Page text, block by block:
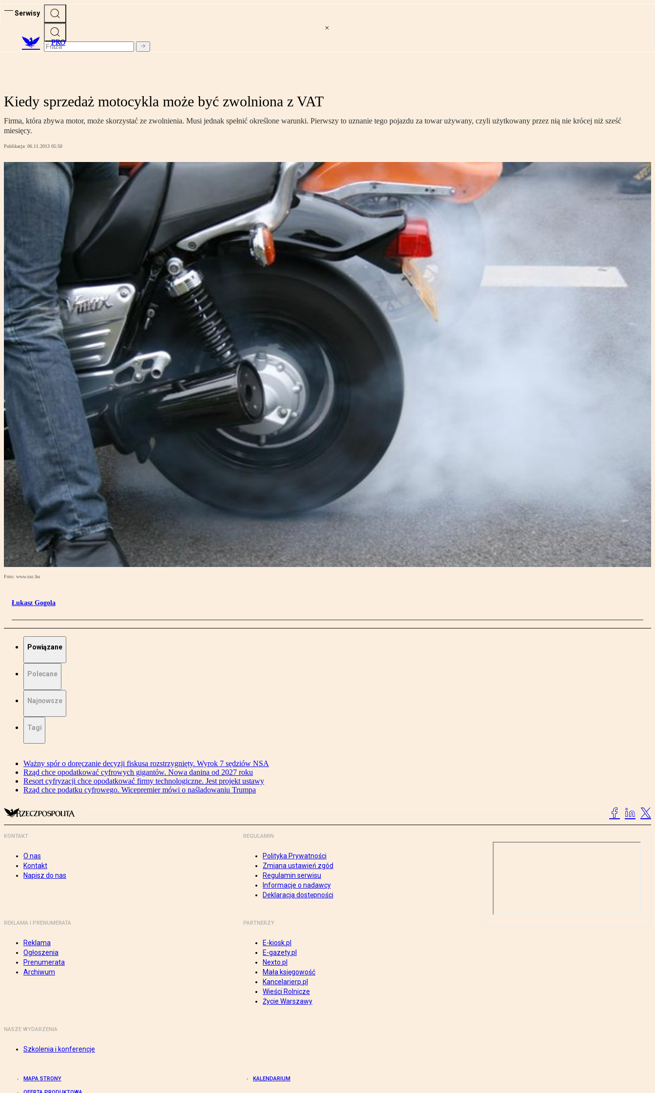
Serwisy
PRO
Kiedy sprzedaż motocykla może być zwolniona z VAT
Firma, która zbywa motor, może skorzystać ze zwolnienia. Musi jednak spełnić określone warunki. Pierwszy to uznanie tego pojazdu za towar używany, czyli użytkowany przez nią nie krócej niż sześć
miesięcy.
Publikacja: 06.11.2013 05:50
Foto: www.sxc.hu
Łukasz Gogola
Powiązane
Polecane
Najnowsze
Tagi
Ważny spór o doręczanie decyzji fiskusa rozstrzygnięty. Wyrok 7 sędziów NSA
Rząd chce opodatkować cyfrowych gigantów. Nowa danina od 2027 roku
Resort cyfryzacji chce opodatkować firmy technologiczne. Jest projekt ustawy
Rząd chce podatku cyfrowego. Wicepremier mówi o naśladowaniu Trumpa
KONTAKT
O nas
Kontakt
Napisz do nas
REGULAMIN
Polityka Prywatności
Zmiana ustawień zgód
Regulamin serwisu
Informacje o nadawcy
Deklaracja dostępności
REKLAMA I PRENUMERATA
Reklama
Ogłoszenia
Prenumerata
Archiwum
PARTNERZY
E-kiosk.pl
E-gazety.pl
Nexto.pl
Mała księgowość
Kancelarierp.pl
Wieści Rolnicze
Życie Warszawy
NASZE WYDARZENIA
Szkolenia i konferencje
MAPA STRONY KALENDARIUM